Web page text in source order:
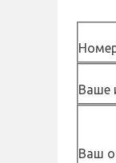
Ваше
Ваш